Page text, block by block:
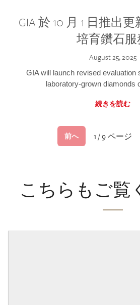
GIA 於 10 月 1 日推出
培育鑽石服
August 25, 2025
GIA will launch revised evaluation
laboratory-grown diamonds
続きを読む
前へ 1 / 9 ページ
こちらもご覧